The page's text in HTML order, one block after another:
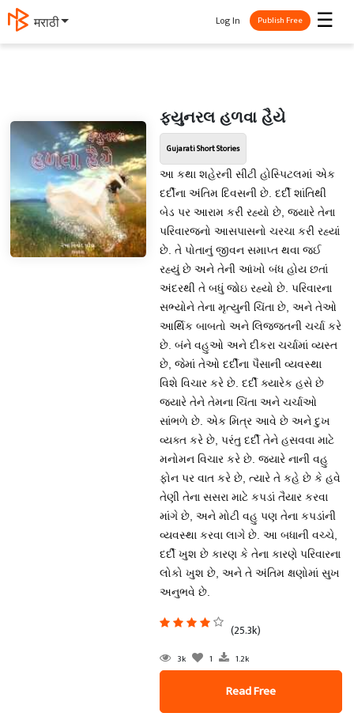
मराठी ☰
Log In Publish Free
ફ્યુનરલ હળવા હૈયે
Gujarati Short Stories
આ કથા શહેરની સીટી હોસ્પિટલમાં એક
દર્દીના અંતિમ દિવસની છે. દર્દી શાંતિથી
બેડ પર આરામ કરી રહ્યો છે, જ્યારે તેના
પરિવારજનો આસપાસનો ચરચા કરી રહ્યાં
છે. તે પોતાનું જીવન સમાપ્ત થવા જઈ
રહ્યું છે અને તેની આંખો બંધ હોય છતાં
અંદરથી તે બધું જોઇ રહ્યો છે. પરિવારના
સભ્યોને તેના મૃત્યુની ચિંતા છે, અને તેઓ
આર્થિક બાબતો અને લિજ્જતની ચર્ચા કરે
છે. બંને વહુઓ અને દીકરા ચર્ચામાં વ્યસ્ત
છે, જેમાં તેઓ દર્દીના પૈસાની વ્યવસ્થા
વિશે વિચાર કરે છે. દર્દી ક્યારેક હસે છે
જ્યારે તેને તેમના ચિંતા અને ચર્ચાઓ
સાંભળે છે. એક મિત્ર આવે છે અને દુખ
વ્યક્ત કરે છે, પરંતુ દર્દી તેને હસવવા માટે
મનોમન વિચાર કરે છે. જ્યારે નાની વહુ
ફોન પર વાત કરે છે, ત્યારે તે કહે છે કે હવે
તેણી તેના સસરા માટે કપડાં તૈયાર કરવા
માંગે છે, અને મોટી વહુ પણ તેના કપડાંની
વ્યવસ્થા કરવા લાગે છે. આ બધાની વચ્ચે,
દર્દી ખુશ છે કારણ કે તેના કારણે પરિવારના
લોકો ખુશ છે, અને તે અંતિમ ક્ષણોમાં સુખ
અનુભવે છે.
(25.3k)
3k 1 1.2k
Read Free